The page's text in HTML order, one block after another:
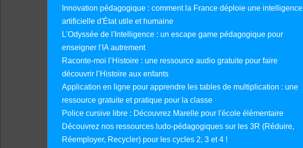
Innovation pédagogique : comment la France déploie une intelligence
artificielle d'État utile et humaine
L'Odyssée de l'Intelligence : un escape game pédagogique pour
enseigner l'IA autrement
Raconte-moi l’Histoire : une ressource audio gratuite pour faire
découvrir l’Histoire aux enfants
Application en ligne pour apprendre les tables de multiplication : une
ressource gratuite et pratique pour la classe
Police cursive libre : Découvrez Marelle pour l'école élémentaire
Découvrez nos ressources ludo-pédagogiques sur les 3R (Réduire,
Réemployer, Recycler) pour les cycles 2, 3 et 4 !